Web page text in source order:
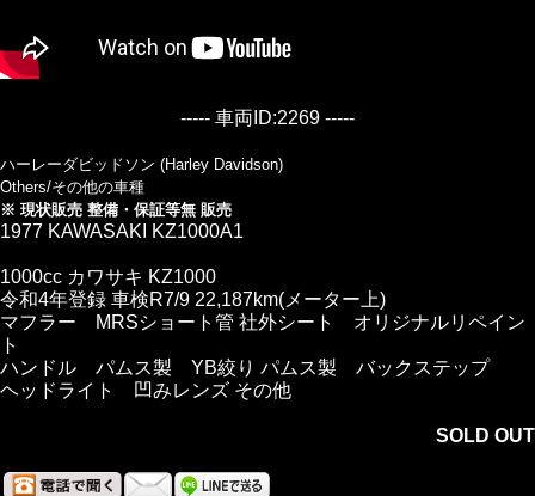
----- 車両ID:2269 -----
ハーレーダビッドソン (Harley Davidson)
Others/その他の車種
※ 現状販売 整備・保証等無 販売
1977 KAWASAKI KZ1000A1
1000cc カワサキ KZ1000
令和4年登録 車検R7/9 22,187km(メーター上)
マフラー MRSショート管 社外シート オリジナルリペイン
ト
ハンドル パムス製 YB絞り パムス製 バックステップ
ヘッドライト 凹みレンズ その他
SOLD OUT